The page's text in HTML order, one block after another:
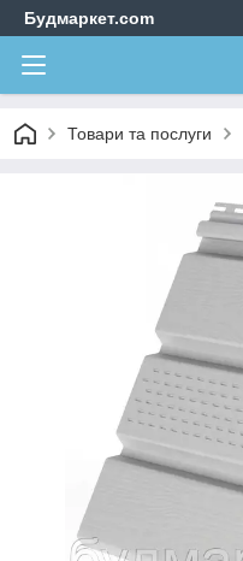
Будмаркет.com
Товари та послуги